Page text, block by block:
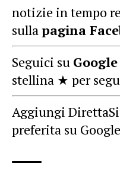
notizie in tempo
sullapagina
Seguici su
stellina ★ per
Aggiungi
preferita su Google